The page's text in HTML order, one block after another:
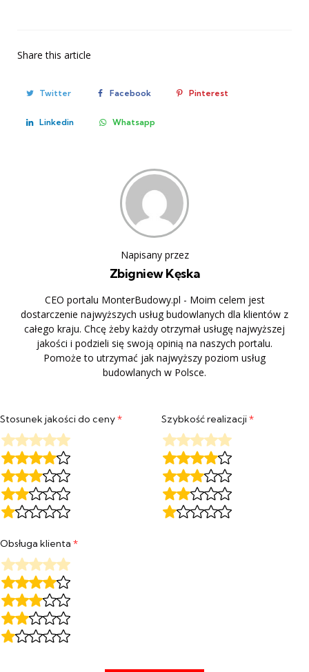
Share this article
Twitter Facebook Pinterest
Linkedin Whatsapp
Napisany przez
Zbigniew Kęska
CEO portalu MonterBudowy.pl - Moim celem jest
dostarczenie najwyższych usług budowlanych dla klientów z
całego kraju. Chcę żeby każdy otrzymał usługę najwyższej
jakości i podzieli się swoją opinią na naszych portalu.
Pomoże to utrzymać jak najwyższy poziom usług
budowlanych w Polsce.
Stosunek jakości do ceny* Szybkość realizacji*
Obsługa klienta *